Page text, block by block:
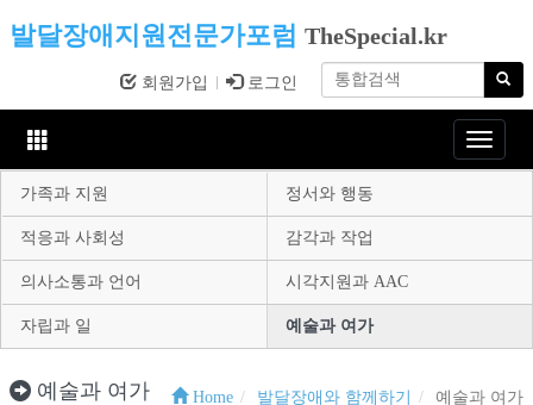
발달장애지원전문가포럼 TheSpecial.kr
회원가입 로그인
Toggle
가족과 지원
정서와 행동
적응과 사회성 감각과 작업
의사소통과 언어 시각지원과 AAC
자립과 일 예술과 여가
예술과 여가 Home 발달장애와 함께하기 예술과 여가